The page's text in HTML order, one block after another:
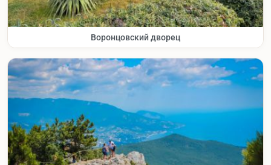
Воронцовский дворец